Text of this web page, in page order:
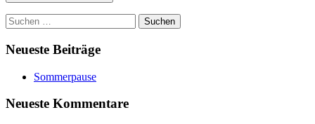
Suchen
nach:
Neueste Beiträge
Sommerpause
Neueste Kommentare